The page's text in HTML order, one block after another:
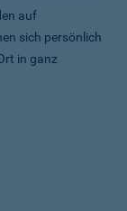
auf
sich persönlich
in ganz